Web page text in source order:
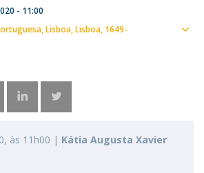
- 11:00
Lisboa Lisboa 1649-
às 11h00 | Kátia Augusta Xavier